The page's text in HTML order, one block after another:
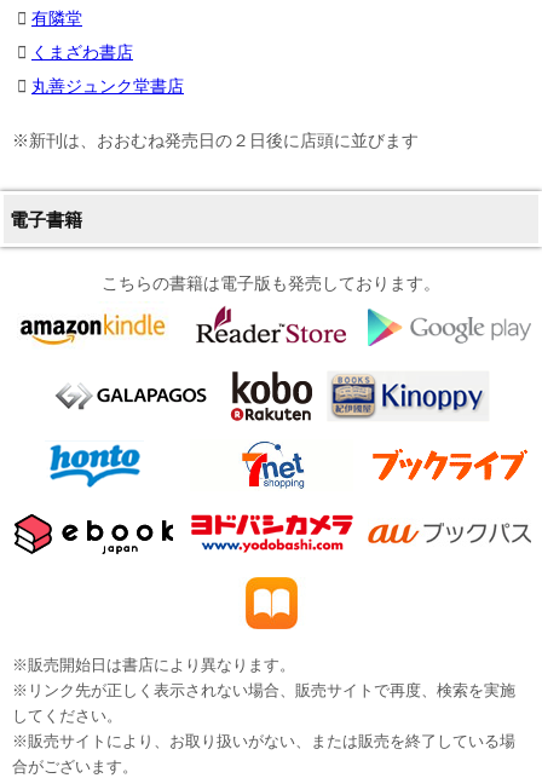
有隣堂
くまざわ書店
丸善ジュンク堂書店
※新刊は、おおむね発売日の２日後に店頭に並びます
電子書籍
こちらの書籍は電子版も発売しております。
※販売開始日は書店により異なります。
※リンク先が正しく表示されない場合、販売サイトで再度、検索を実施
してください。
※販売サイトにより、お取り扱いがない、または販売を終了している場
合がございます。